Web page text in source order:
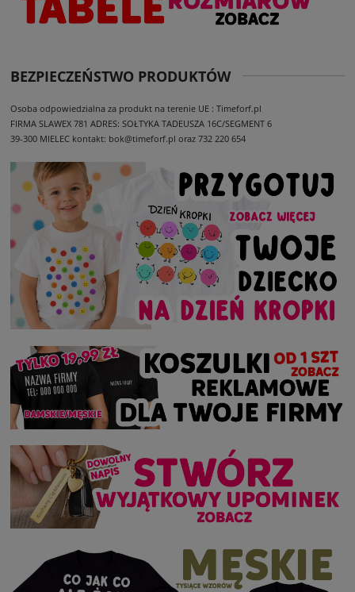
BEZPIECZEŃSTWO PRODUKTÓW
Osoba odpowiedzialna za produkt na terenie UE : Timeforf.pl
FIRMA SLAWEX 781 ADRES: SOŁTYKA TADEUSZA 16C/SEGMENT 6
39-300 MIELEC kontakt: bok@timeforf.pl oraz 732 220 654